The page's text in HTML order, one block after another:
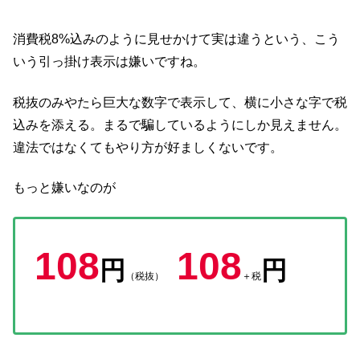
消費税8%込みのように見せかけて実は違うという、こう
いう引っ掛け表示は嫌いですね。
税抜のみやたら巨大な数字で表示して、横に小さな字で税
込みを添える。まるで騙しているようにしか見えません。
違法ではなくてもやり方が好ましくないです。
もっと嫌いなのが
108 円 （税抜） 108 ＋税 円